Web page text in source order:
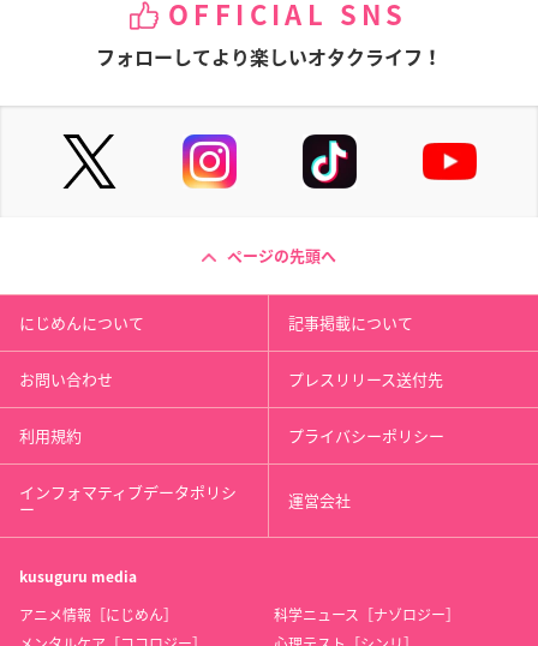
OFFICIAL SNS
フォローしてより楽しいオタクライフ！
ページの先頭へ
にじめんについて 記事掲載について
お問い合わせ プレスリリース送付先
利用規約 プライバシーポリシー
インフォマティブデータポリシ
ー 運営会社
kusuguru media
アニメ情報［にじめん］
科学ニュース［ナゾロジー］